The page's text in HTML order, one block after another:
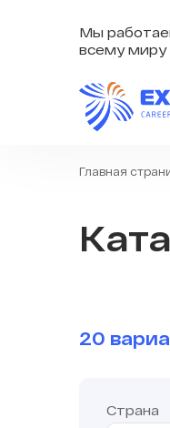
Мы
всему миру
Главная
20
Страна